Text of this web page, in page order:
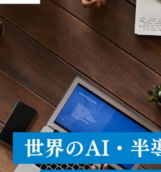
類のFOVオプシ
マルモード、長
えて使用するこ
単一のデバイス
遠距離まで届く
[…]